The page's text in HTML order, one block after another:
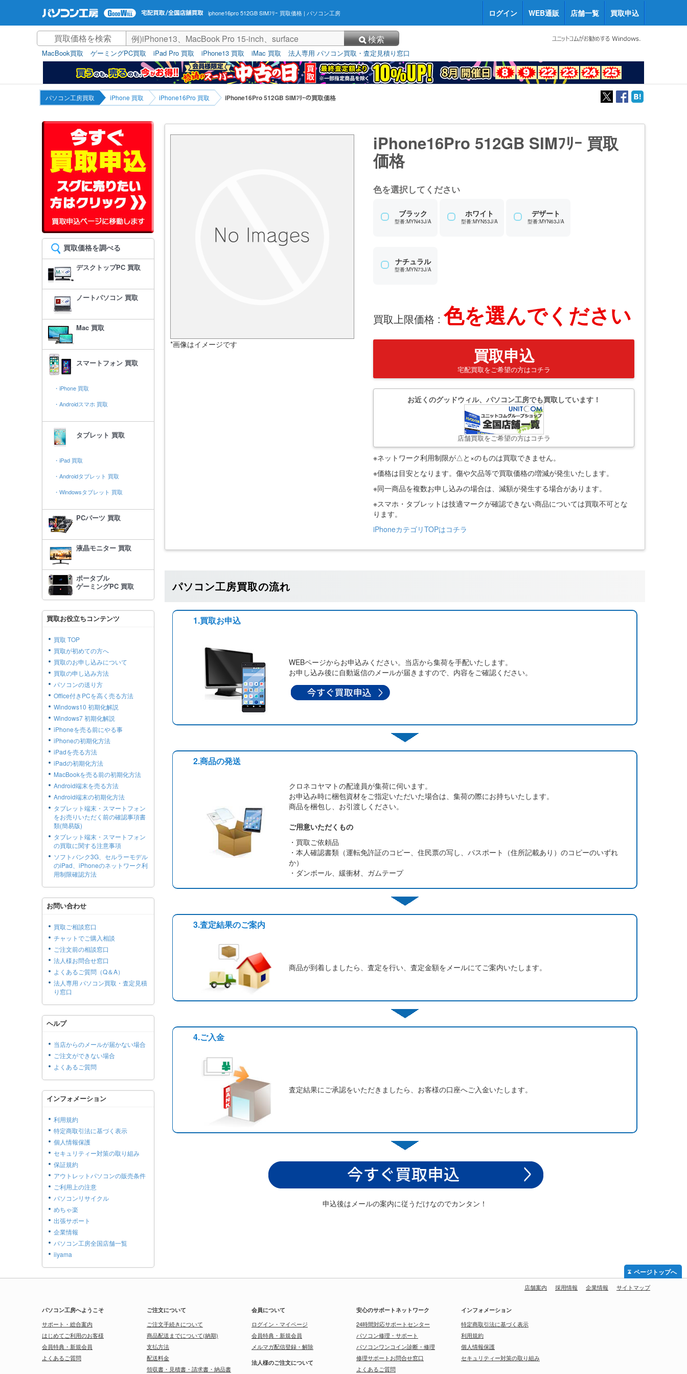
iphone16pro 512GB SIMﾌﾘｰ 買取価格 | パソコン工房 ログイン WEB通販 店舗一覧 買取申込
検索
MacBook買取 ゲーミングPC買取 iPad Pro 買取 iPhone13 買取 iMac 買取 法人専用 パソコン買取・査定見積り窓口
パソコン工房買取 iPhone 買取 iPhone16Pro 買取 iPhone16Pro 512GB SIMﾌﾘｰの買取価格
*画像はイメージです
iPhone16Pro 512GB SIMﾌﾘｰ 買取
価格
色を選択してください
ブラック
型番:MYN43J/A
ホワイト
型番:MYN53J/A
デザート
型番:MYN63J/A
ナチュラル
型番:MYN73J/A
買取上限価格 :色を選んでください
買取申込
宅配買取をご希望の方はコチラ
お近くのグッドウィル、パソコン工房でも買取しています！
店舗買取をご希望の方はコチラ
※ネットワーク利用制限が△と×のものは買取できません。
※価格は目安となります。傷や欠品等で買取価格の増減が発生いたします。
※同一商品を複数お申し込みの場合は、減額が発生する場合があります。
※スマホ・タブレットは技適マークが確認できない商品については買取不可とな
ります。
iPhoneカテゴリTOPはコチラ
パソコン工房買取の流れ
1.買取お申込
WEBページからお申込みください。当店から集荷を手配いたします。
お申し込み後に自動返信のメールが届きますので、内容をご確認ください。
2.商品の発送
クロネコヤマトの配達員が集荷に伺います。
お申込み時に梱包資材をご指定いただいた場合は、集荷の際にお持ちいたします。
商品を梱包し、お引渡しください。
ご用意いただくもの
・買取ご依頼品
・本人確認書類（運転免許証のコピー、住民票の写し、パスポート（住所記載あり）のコピーのいずれ
か）
・ダンボール、緩衝材、ガムテープ
3.査定結果のご案内
商品が到着しましたら、査定を行い、査定金額をメールにてご案内いたします。
4.ご入金
査定結果にご承認をいただきましたら、お客様の口座へご入金いたします。
申込後はメールの案内に従うだけなのでカンタン！
買取価格を調べる
デスクトップPC 買取
ノートパソコン 買取
Mac 買取
スマートフォン 買取
・iPhone 買取
・Androidスマホ 買取
タブレット 買取
・iPad 買取
・Androidタブレット 買取
・Windowsタブレット 買取
PCパーツ 買取
液晶モニター 買取
ポータブル
ゲーミングPC 買取
買取お役立ちコンテンツ
買取 TOP
買取が初めての方へ
買取のお申し込みについて
買取の申し込み方法
パソコンの送り方
Office付きPCを高く売る方法
Windows10 初期化解説
Windows7 初期化解説
iPhoneを売る前にやる事
iPhoneの初期化方法
iPadを売る方法
iPadの初期化方法
MacBookを売る前の初期化方法
Android端末を売る方法
Android端末の初期化方法
タブレット端末・スマートフォン
をお売りいただく前の確認事項書
類(簡易版)
タブレット端末・スマートフォン
の買取に関する注意事項
ソフトバンク3G、セルラーモデル
のiPad、iPhoneのネットワーク利
用制限確認方法
お問い合わせ
買取ご相談窓口
チャットでご購入相談
ご注文前の相談窓口
法人様お問合せ窓口
よくあるご質問（Q＆A）
法人専用 パソコン買取・査定見積
り窓口
ヘルプ
当店からのメールが届かない場合
ご注文ができない場合
よくあるご質問
インフォメーション
利用規約
特定商取引法に基づく表示
個人情報保護
セキュリティー対策の取り組み
保証規約
アウトレットパソコンの販売条件
ご利用上の注意
パソコンリサイクル
めちゃ楽
出張サポート
企業情報
パソコン工房全国店舗一覧
iiyama
店舗案内 採用情報 企業情報 サイトマップ
パソコン工房へようこそ
サポート・総合案内
はじめてご利用のお客様
会員特典・新規会員
よくあるご質問
ご注文について
ご注文手続きについて
商品配送までについて(納期)
支払方法
配送料金
領収書・見積書・請求書・納品書
会員について
ログイン・マイページ
会員特典・新規会員
メルマガ配信登録・解除
法人様のご注文について
安心のサポートネットワーク
24時間対応サポートセンター
パソコン修理・サポート
パソコンワンコイン診断・修理
修理サポートお問合せ窓口
よくあるご質問
インフォメーション
特定商取引法に基づく表示
利用規約
個人情報保護
セキュリティー対策の取り組み
ページトップへ